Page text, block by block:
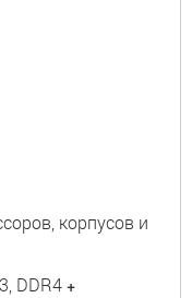
корпусов и
DDR4 +